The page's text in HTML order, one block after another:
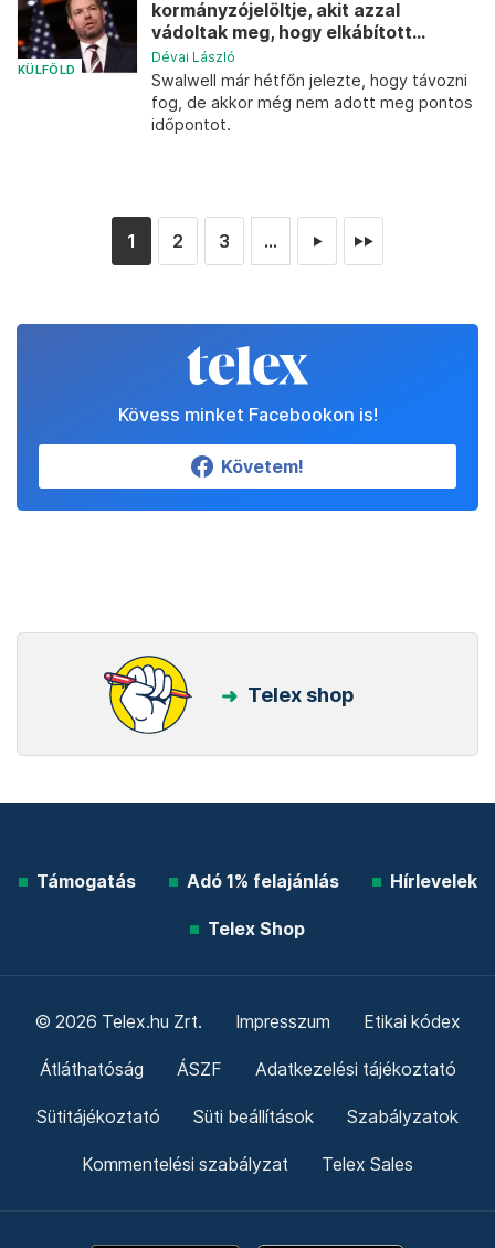
KÜLFÖLD
kormányzójelöltje, akit azzal
vádoltak meg, hogy elkábított...
Dévai László
Swalwell már hétfőn jelezte, hogy távozni
fog, de akkor még nem adott meg pontos
időpontot.
1 2 3 ... ► ►►
Kövess minket Facebookon is!
Követem!
Telex shop
Támogatás Adó 1% felajánlás Hírlevelek
Telex Shop
© 2026 Telex.hu Zrt. Impresszum Etikai kódex
Átláthatóság ÁSZF Adatkezelési tájékoztató
Sütitájékoztató Süti beállítások Szabályzatok
Kommentelési szabályzat Telex Sales